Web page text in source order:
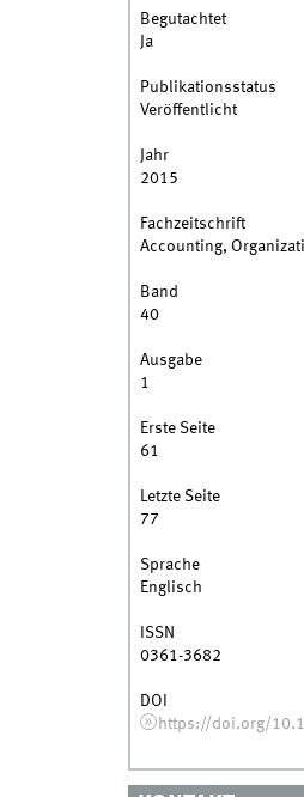
Begutachtet
Ja
Publikationsstatus
Veröffentlicht
Jahr
2015
Fachzeitschrift
Accounting,
Band
40
Ausgabe
1
Erste Seite
61
Letzte Seite
77
Sprache
Englisch
ISSN
0361-3682
DOI
https://doi.org/